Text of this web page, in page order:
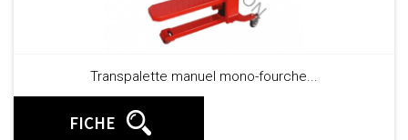
Transpalette manuel mono-fourche...
FICHE